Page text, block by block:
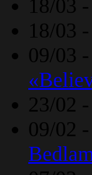
18/03 -
18/03 -
09/03 -
23/02 -
09/02 -